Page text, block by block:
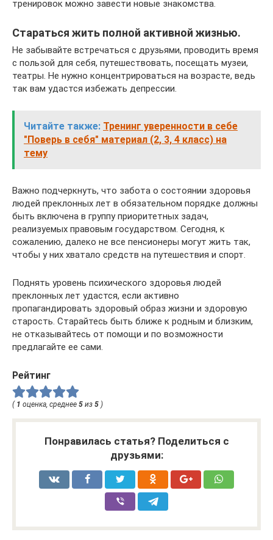
тренировок можно завести новые знакомства.
Стараться жить полной активной жизнью.
Не забывайте встречаться с друзьями, проводить время
с пользой для себя, путешествовать, посещать музеи,
театры. Не нужно концентрироваться на возрасте, ведь
так вам удастся избежать депрессии.
Читайте также: Тренинг уверенности в себе
"Поверь в себя" материал (2, 3, 4 класс) на
тему
Важно подчеркнуть, что забота о состоянии здоровья
людей преклонных лет в обязательном порядке должны
быть включена в группу приоритетных задач,
реализуемых правовым государством. Сегодня, к
сожалению, далеко не все пенсионеры могут жить так,
чтобы у них хватало средств на путешествия и спорт.
Поднять уровень психического здоровья людей
преклонных лет удастся, если активно
пропагандировать здоровый образ жизни и здоровую
старость. Старайтесь быть ближе к родным и близким,
не отказывайтесь от помощи и по возможности
предлагайте ее сами.
Рейтинг
( 1 оценка, среднее 5 из 5 )
Понравилась статья? Поделиться с
друзьями: